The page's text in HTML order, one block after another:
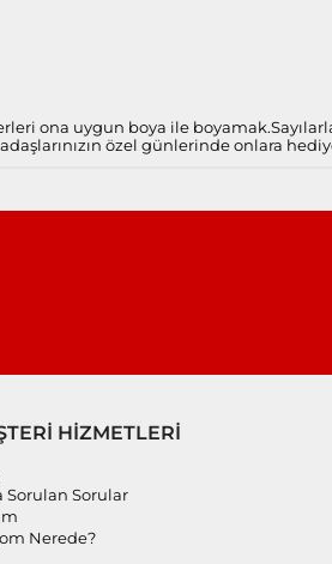
ona uygun boya ile boyamak.
özel günlerinde onlara
HİZMETLERİ
Sorulan Sorular
Nerede?